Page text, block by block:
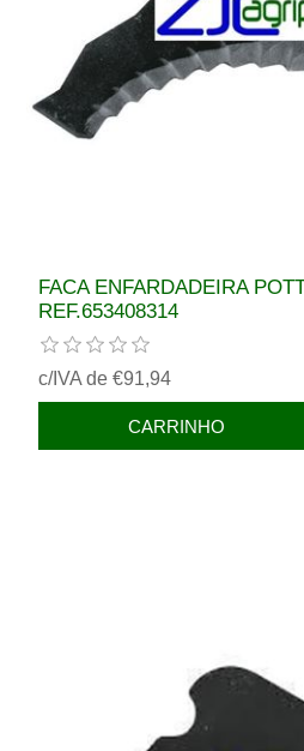
FACA ENFARDADEIRA
REF.653408314
c/IVA de €91,94